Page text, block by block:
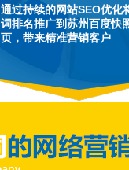
通过持续的网站SEO优化
词排名推广到苏州百度快
页，带来精准营销客户